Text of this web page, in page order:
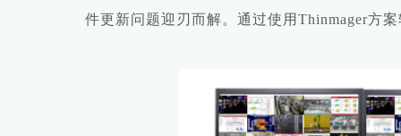
件更新问题迎刃而解。通过使用 Thinmager方